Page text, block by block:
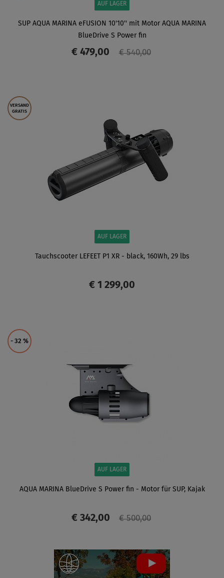
AUF LAGER
SUP AQUA MARINA eFUSION 10'10'' mit Motor AQUA MARINA
BlueDrive S Power fin
€ 479,00 € 540,00
VERSAND
GRATIS
AUF LAGER
Tauchscooter LEFEET P1 XR - black, 160Wh, 29 lbs
€ 1 299,00
- 32 %
AUF LAGER
AQUA MARINA BlueDrive S Power fin - Motor für SUP, Kajak
€ 342,00 € 500,00
ANZEIGEN